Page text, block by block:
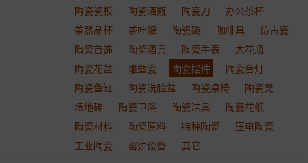
陶瓷瓷板
陶瓷酒瓶 陶瓷刀
办公茶杯
茶器品杯
茶叶罐 陶瓷碗 咖啡具
仿古瓷
陶瓷首饰
陶瓷酒具 陶瓷手表
大花瓶
陶瓷花盆
雕塑瓷 陶瓷摆件
陶瓷台灯
陶瓷鱼缸
陶瓷洗脸盆 陶瓷桌椅
陶瓷凳
墙地砖
陶瓷卫浴 陶瓷洁具
陶瓷花纸
陶瓷材料
陶瓷原料 特种陶瓷
压电陶瓷
工业陶瓷
窑炉设备 其它